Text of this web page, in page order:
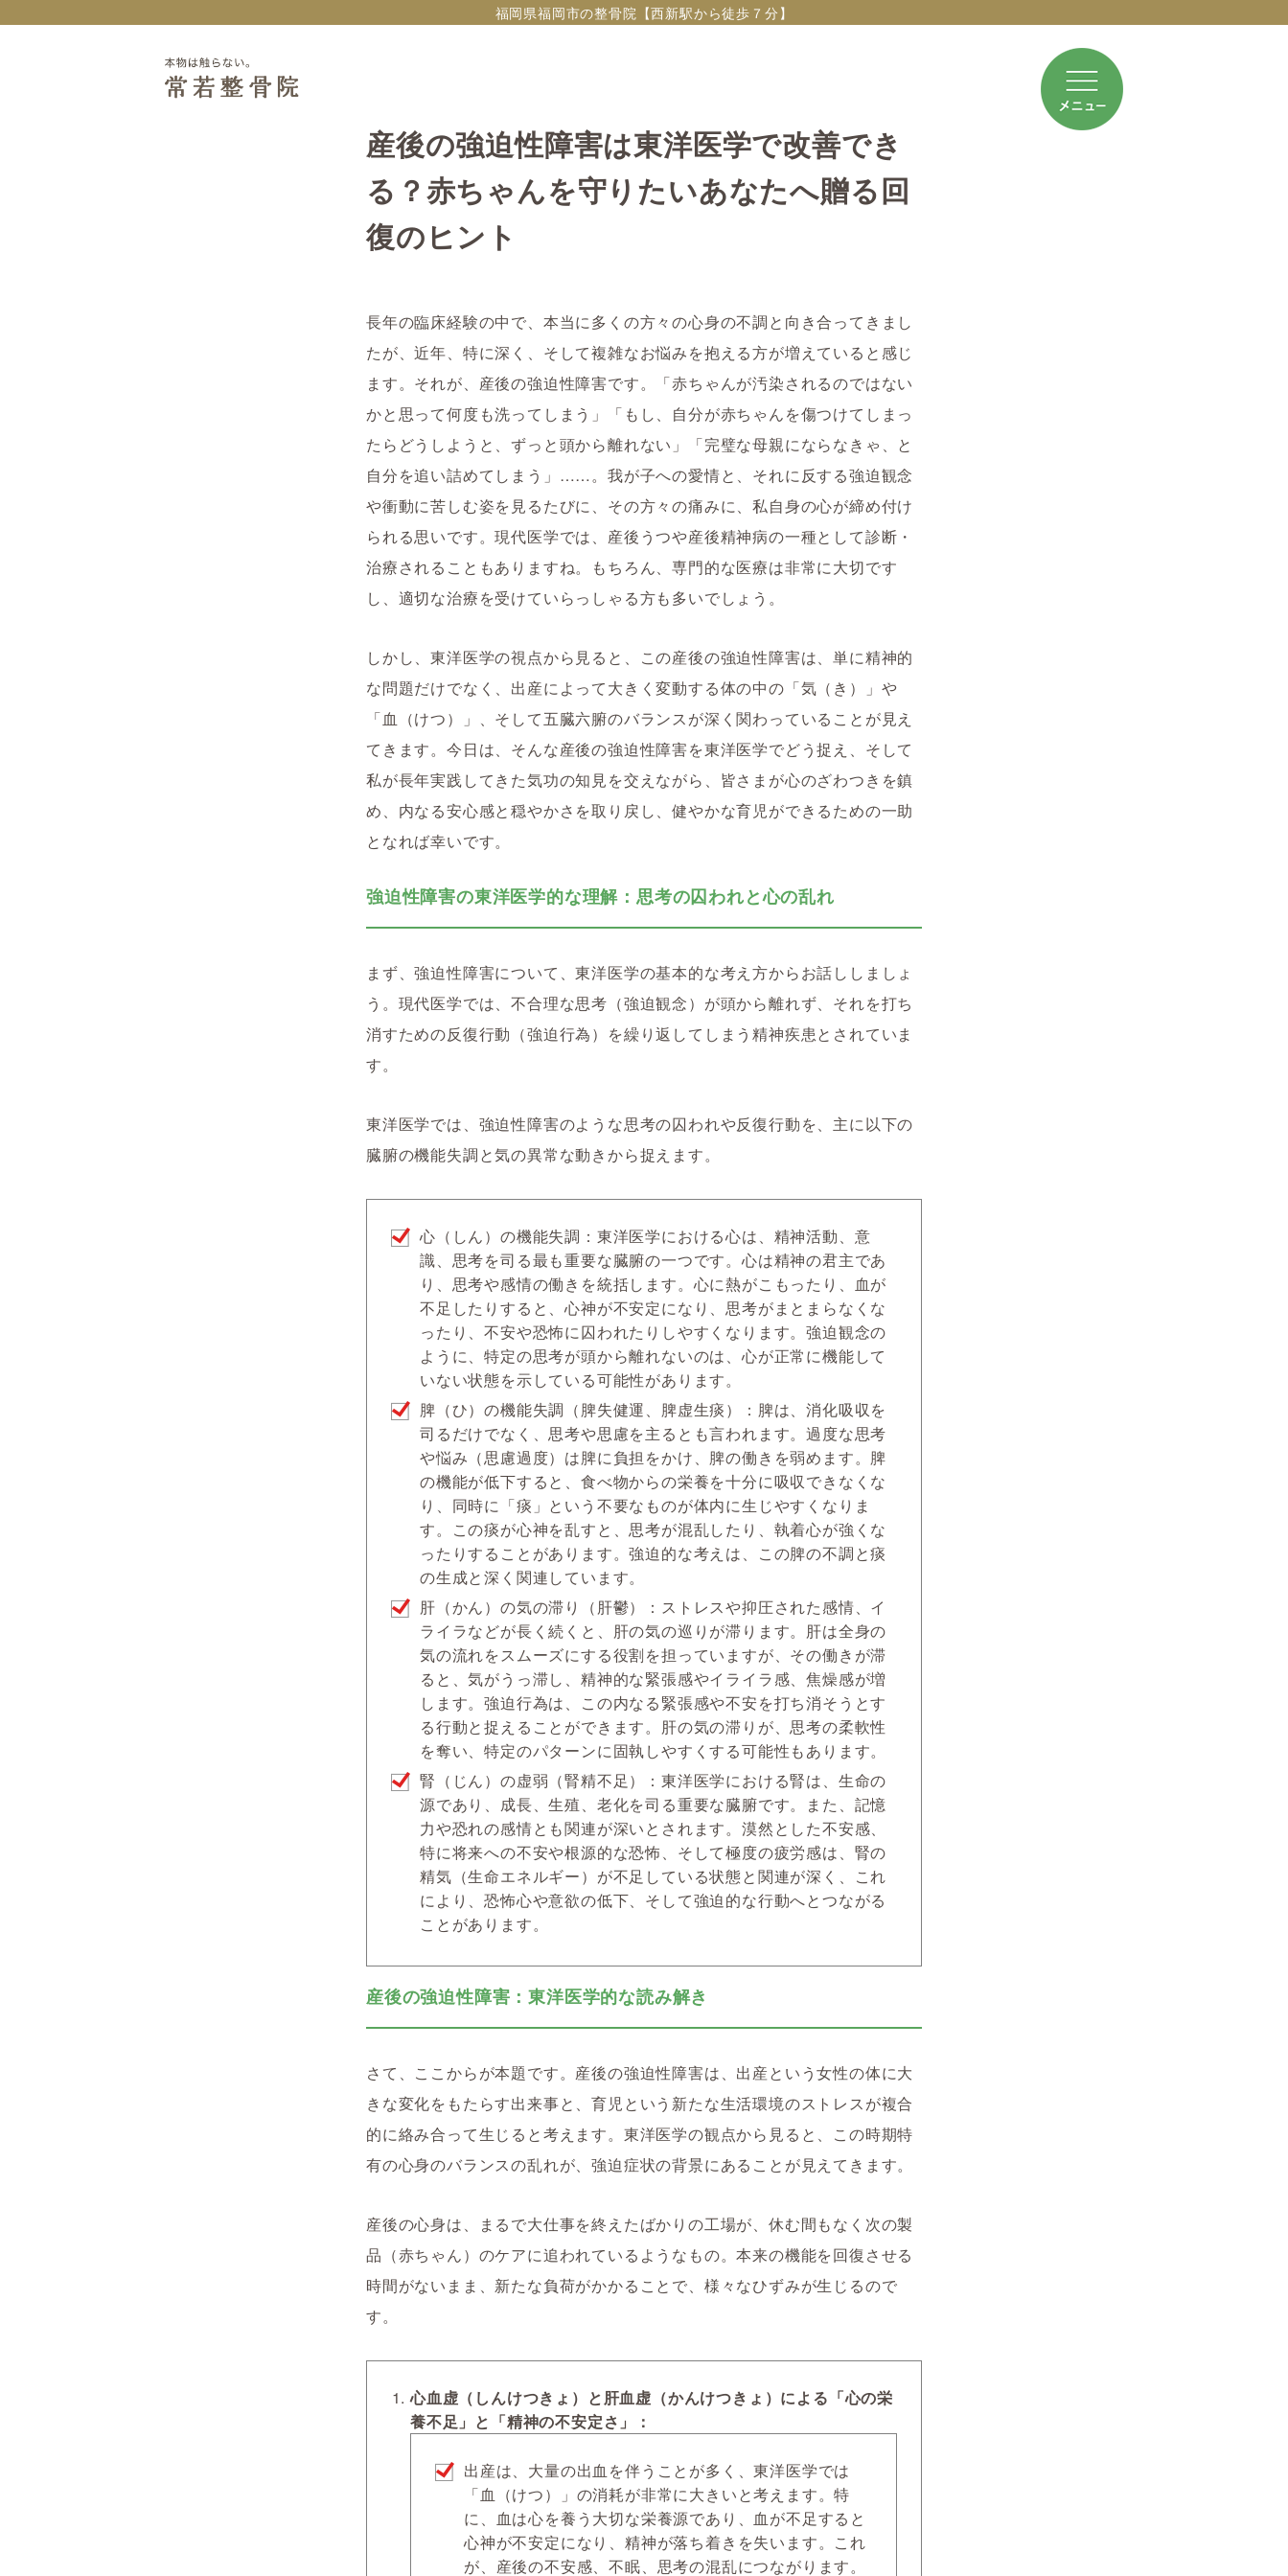
福岡県福岡市の整骨院【西新駅から徒歩７分】
産後の強迫性障害は東洋医学で改善でき
る？赤ちゃんを守りたいあなたへ贈る回
復のヒント
長年の臨床経験の中で、本当に多くの方々の心身の不調と向き合ってきまし
たが、近年、特に深く、そして複雑なお悩みを抱える方が増えていると感じ
ます。それが、産後の強迫性障害です。「赤ちゃんが汚染されるのではない
かと思って何度も洗ってしまう」「もし、自分が赤ちゃんを傷つけてしまっ
たらどうしようと、ずっと頭から離れない」「完璧な母親にならなきゃ、と
自分を追い詰めてしまう」……。我が子への愛情と、それに反する強迫観念
や衝動に苦しむ姿を見るたびに、その方々の痛みに、私自身の心が締め付け
られる思いです。現代医学では、産後うつや産後精神病の一種として診断・
治療されることもありますね。もちろん、専門的な医療は非常に大切です
し、適切な治療を受けていらっしゃる方も多いでしょう。
しかし、東洋医学の視点から見ると、この産後の強迫性障害は、単に精神的
な問題だけでなく、出産によって大きく変動する体の中の「気（き）」や
「血（けつ）」、そして五臓六腑のバランスが深く関わっていることが見え
てきます。今日は、そんな産後の強迫性障害を東洋医学でどう捉え、そして
私が長年実践してきた気功の知見を交えながら、皆さまが心のざわつきを鎮
め、内なる安心感と穏やかさを取り戻し、健やかな育児ができるための一助
となれば幸いです。
強迫性障害の東洋医学的な理解：思考の囚われと心の乱れ
まず、強迫性障害について、東洋医学の基本的な考え方からお話ししましょ
う。現代医学では、不合理な思考（強迫観念）が頭から離れず、それを打ち
消すための反復行動（強迫行為）を繰り返してしまう精神疾患とされていま
す。
東洋医学では、強迫性障害のような思考の囚われや反復行動を、主に以下の
臓腑の機能失調と気の異常な動きから捉えます。
心（しん）の機能失調：東洋医学における心は、精神活動、意
識、思考を司る最も重要な臓腑の一つです。心は精神の君主であ
り、思考や感情の働きを統括します。心に熱がこもったり、血が
不足したりすると、心神が不安定になり、思考がまとまらなくな
ったり、不安や恐怖に囚われたりしやすくなります。強迫観念の
ように、特定の思考が頭から離れないのは、心が正常に機能して
いない状態を示している可能性があります。
脾（ひ）の機能失調（脾失健運、脾虚生痰）：脾は、消化吸収を
司るだけでなく、思考や思慮を主るとも言われます。過度な思考
や悩み（思慮過度）は脾に負担をかけ、脾の働きを弱めます。脾
の機能が低下すると、食べ物からの栄養を十分に吸収できなくな
り、同時に「痰」という不要なものが体内に生じやすくなりま
す。この痰が心神を乱すと、思考が混乱したり、執着心が強くな
ったりすることがあります。強迫的な考えは、この脾の不調と痰
の生成と深く関連しています。
肝（かん）の気の滞り（肝鬱）：ストレスや抑圧された感情、イ
ライラなどが長く続くと、肝の気の巡りが滞ります。肝は全身の
気の流れをスムーズにする役割を担っていますが、その働きが滞
ると、気がうっ滞し、精神的な緊張感やイライラ感、焦燥感が増
します。強迫行為は、この内なる緊張感や不安を打ち消そうとす
る行動と捉えることができます。肝の気の滞りが、思考の柔軟性
を奪い、特定のパターンに固執しやすくする可能性もあります。
腎（じん）の虚弱（腎精不足）：東洋医学における腎は、生命の
源であり、成長、生殖、老化を司る重要な臓腑です。また、記憶
力や恐れの感情とも関連が深いとされます。漠然とした不安感、
特に将来への不安や根源的な恐怖、そして極度の疲労感は、腎の
精気（生命エネルギー）が不足している状態と関連が深く、これ
により、恐怖心や意欲の低下、そして強迫的な行動へとつながる
ことがあります。
産後の強迫性障害：東洋医学的な読み解き
さて、ここからが本題です。産後の強迫性障害は、出産という女性の体に大
きな変化をもたらす出来事と、育児という新たな生活環境のストレスが複合
的に絡み合って生じると考えます。東洋医学の観点から見ると、この時期特
有の心身のバランスの乱れが、強迫症状の背景にあることが見えてきます。
産後の心身は、まるで大仕事を終えたばかりの工場が、休む間もなく次の製
品（赤ちゃん）のケアに追われているようなもの。本来の機能を回復させる
時間がないまま、新たな負荷がかかることで、様々なひずみが生じるので
す。
心血虚（しんけつきょ）と肝血虚（かんけつきょ）による「心の栄
養不足」と「精神の不安定さ」：
出産は、大量の出血を伴うことが多く、東洋医学では
「血（けつ）」の消耗が非常に大きいと考えます。特
に、血は心を養う大切な栄養源であり、血が不足すると
心神が不安定になり、精神が落ち着きを失います。これ
が、産後の不安感、不眠、思考の混乱につながります。